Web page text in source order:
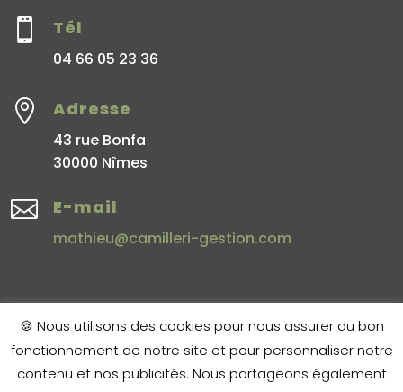
 Tél
04 66 05 23 36
 Adresse
43 rue Bonfa
30000 Nîmes
 E-mail
mathieu@camilleri-gestion.com
Copyright © 2020 Camilleri Gestion|Mentions Légales |Nos
honoraires
🍪 Nous utilisons des cookies pour nous assurer du bon
fonctionnement de notre site et pour personnaliser notre
contenu et nos publicités. Nous partageons également